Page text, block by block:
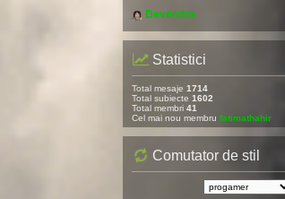
Devendra
Statistici
Total mesaje 1714
Total subiecte 1602
Total membri 41
Cel mai nou membru fatimathahir
Comutator de stil